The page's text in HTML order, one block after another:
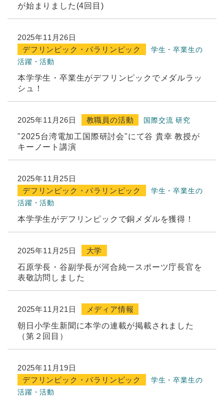
が始まりました(4回目)
2025年11月26日
デフリンピック・パラリンピック
学生・卒業生の
活躍・活動
本学学生・卒業生がデフリンピックでメダルラッ
シュ！
2025年11月26日 教職員の活動 国際交流 研究
"2025台湾電加工国際研討会"にて谷 貴幸 教授が
キーノート講演
2025年11月25日
デフリンピック・パラリンピック
学生・卒業生の
活躍・活動
本学学生がデフリンピックで銅メダルを獲得！
2025年11月25日
大学
石原学長・谷副学長が河合純一スポーツ庁長官を
表敬訪問しました
2025年11月21日
メディア情報
朝日小学生新聞に本学の連載が掲載されました
（第２回目）
2025年11月19日
デフリンピック・パラリンピック
学生・卒業生の
活躍・活動